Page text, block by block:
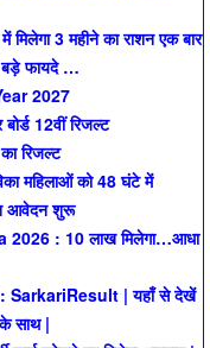
3 महीने का राशन एक बार
बड़े फायदे …
2027
12वीं रिजल्ट
रिजल्ट
महिलाओं को 48 घंटे में
आवेदन शुरू
: 10 लाख मिलेगा…आधा
SarkariResult | यहाँ से देखें
साथ |